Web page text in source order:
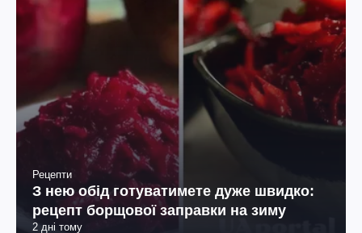
Рецепти
З нею обід готуватимете дуже швидко:
рецепт борщової заправки на зиму
2 дні тому